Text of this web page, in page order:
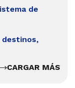
de
destinos,
CARGAR MÁS